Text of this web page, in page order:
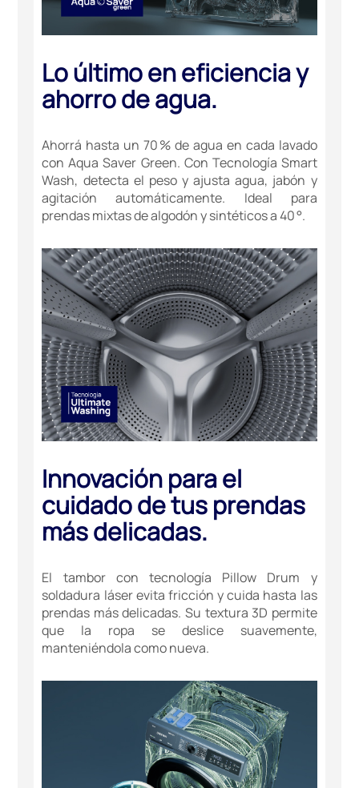
Lo último en eficiencia y
ahorro de agua.
Ahorrá hasta un 70 % de agua en cada lavado
con Aqua Saver Green. Con Tecnología Smart
Wash, detecta el peso y ajusta agua, jabón y
agitación automáticamente. Ideal para
prendas mixtas de algodón y sintéticos a 40 °.
Innovación para el
cuidado de tus prendas
más delicadas.
El tambor con tecnología Pillow Drum y
soldadura láser evita fricción y cuida hasta las
prendas más delicadas. Su textura 3D permite
que la ropa se deslice suavemente,
manteniéndola como nueva.